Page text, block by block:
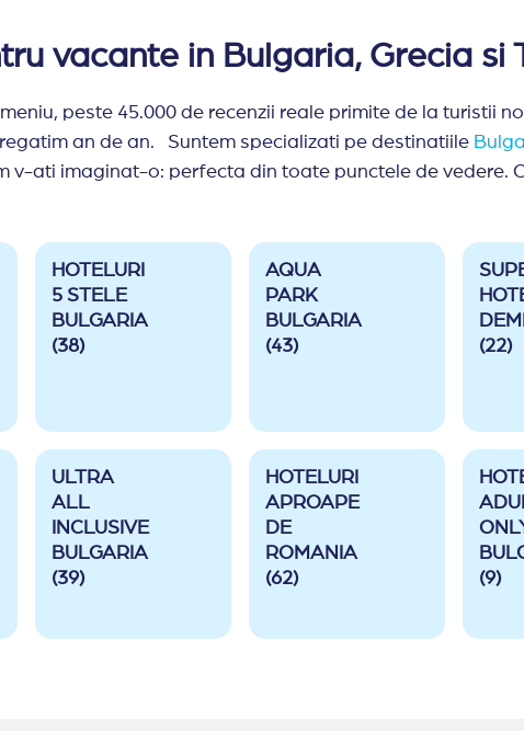
vacante in Bulgaria, Grecia si
peste 45.000 de recenzii reale primite de la turistii
an de an. Suntem specializati pe destinatiile
v-ati imaginat-o: perfecta din toate punctele de vedere.
de care aveti nevoie, atat inainte de
HOTELURI
5 STELE
BULGARIA
(38)
ULTRA
ALL
INCLUSIVE
BULGARIA
(39)
AQUA
PARK
BULGARIA
(43)
HOTELURI
APROAPE
DE
ROMANIA
(62)
(22)
(9)